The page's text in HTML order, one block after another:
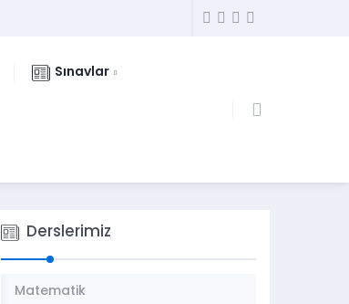
Sınavlar
Derslerimiz
Matematik